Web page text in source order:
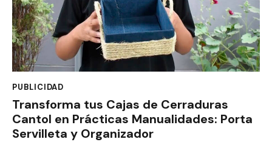
PUBLICIDAD
Transforma tus Cajas de Cerraduras
Cantol en Prácticas Manualidades: Porta
Servilleta y Organizador